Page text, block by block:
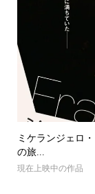
ミケランジェロ
の旅...
現在上映中の作品